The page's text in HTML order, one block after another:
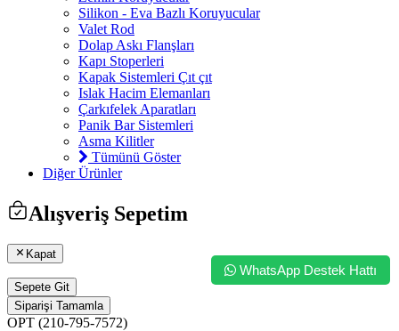
Silikon - Eva Bazlı Koruyucular
Valet Rod
Dolap Askı Flanşları
Kapı Stoperleri
Kapak Sistemleri Çıt çıt
Islak Hacim Elemanları
Çarkıfelek Aparatları
Panik Bar Sistemleri
Asma Kilitler
Tümünü Göster
Diğer Ürünler
Alışveriş Sepetim
Kapat
Sepete Git
Siparişi Tamamla
OPT (210-795-7572)
WhatsApp Destek Hattı